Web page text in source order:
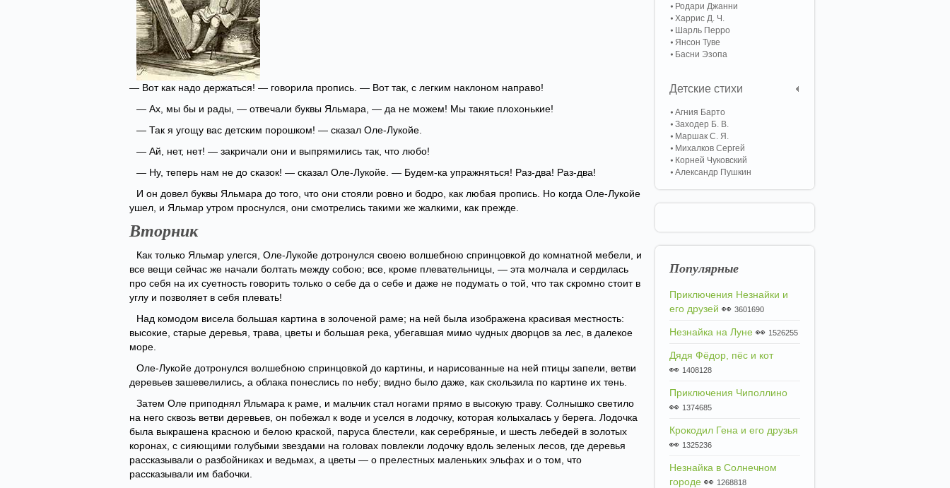
— Вот как надо держаться! — говорила пропись. — Вот так, с легким наклоном направо!
— Ах, мы бы и рады, — отвечали буквы Яльмара, — да не можем! Мы такие плохонькие!
— Так я угощу вас детским порошком! — сказал Оле-Лукойе.
— Ай, нет, нет! — закричали они и выпрямились так, что любо!
— Ну, теперь нам не до сказок! — сказал Оле-Лукойе. — Будем-ка упражняться! Раз-два! Раз-два!
И он довел буквы Яльмара до того, что они стояли ровно и бодро, как любая пропись. Но когда Оле-Лукойе
ушел, и Яльмар утром проснулся, они смотрелись такими же жалкими, как прежде.
Вторник
Как только Яльмар улегся, Оле-Лукойе дотронулся своею волшебною спринцовкой до комнатной мебели, и
все вещи сейчас же начали болтать между собою; все, кроме плевательницы, — эта молчала и сердилась
про себя на их суетность говорить только о себе да о себе и даже не подумать о той, что так скромно стоит в
углу и позволяет в себя плевать!
Над комодом висела большая картина в золоченой раме; на ней была изображена красивая местность:
высокие, старые деревья, трава, цветы и большая река, убегавшая мимо чудных дворцов за лес, в далекое
море.
Оле-Лукойе дотронулся волшебною спринцовкой до картины, и нарисованные на ней птицы запели, ветви
деревьев зашевелились, а облака понеслись по небу; видно было даже, как скользила по картине их тень.
Затем Оле приподнял Яльмара к раме, и мальчик стал ногами прямо в высокую траву. Солнышко светило
на него сквозь ветви деревьев, он побежал к воде и уселся в лодочку, которая колыхалась у берега. Лодочка
была выкрашена красною и белою краской, паруса блестели, как серебряные, и шесть лебедей в золотых
коронах, с сияющими голубыми звездами на головах повлекли лодочку вдоль зеленых лесов, где деревья
рассказывали о разбойниках и ведьмах, а цветы — о прелестных маленьких эльфах и о том, что
рассказывали им бабочки.
Родари Джанни
Харрис Д. Ч.
Шарль Перро
Янсон Туве
Басни Эзопа
Детские стихи
Агния Барто
Заходер Б. В.
Маршак С. Я.
Михалков Сергей
Корней Чуковский
Александр Пушкин
Популярные
Приключения Незнайки и
его друзей 👀 3601690
Незнайка на Луне 👀 1526255
Дядя Фёдор, пёс и кот
👀 1408128
Приключения Чиполлино
👀 1374685
Крокодил Гена и его друзья
👀 1325236
Незнайка в Солнечном
городе 👀 1268818